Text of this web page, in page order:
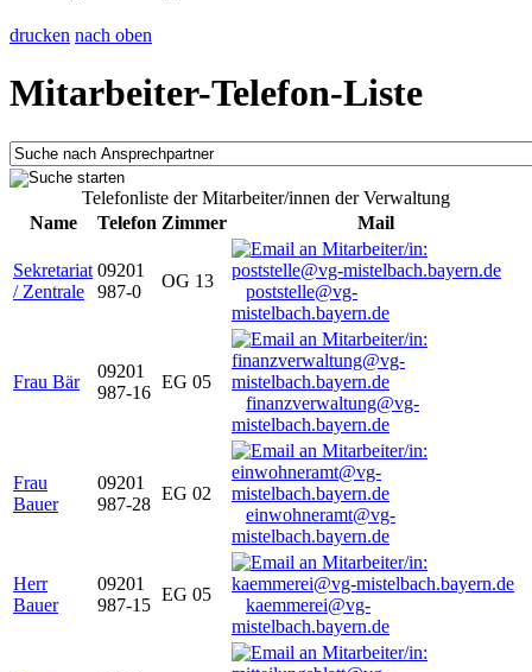
drucken nach oben
Mitarbeiter-Telefon-Liste
Telefonliste der Mitarbeiter/innen der Verwaltung
Name
Telefon Zimmer Mail
Sekretariat
/ Zentrale
09201
987-0
OG 13
poststelle@vg-
mistelbach.bayern.de
Frau Bär
09201
987-16
EG 05
finanzverwaltung@vg-
mistelbach.bayern.de
Frau
Bauer
09201
987-28
EG 02
einwohneramt@vg-
mistelbach.bayern.de
Herr
Bauer
09201
987-15
EG 05
kaemmerei@vg-
mistelbach.bayern.de